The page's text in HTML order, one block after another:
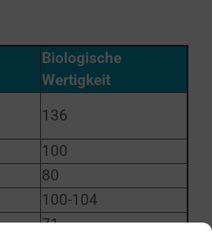
Biologische
Wertigkeit
136
100
80
100-104
71